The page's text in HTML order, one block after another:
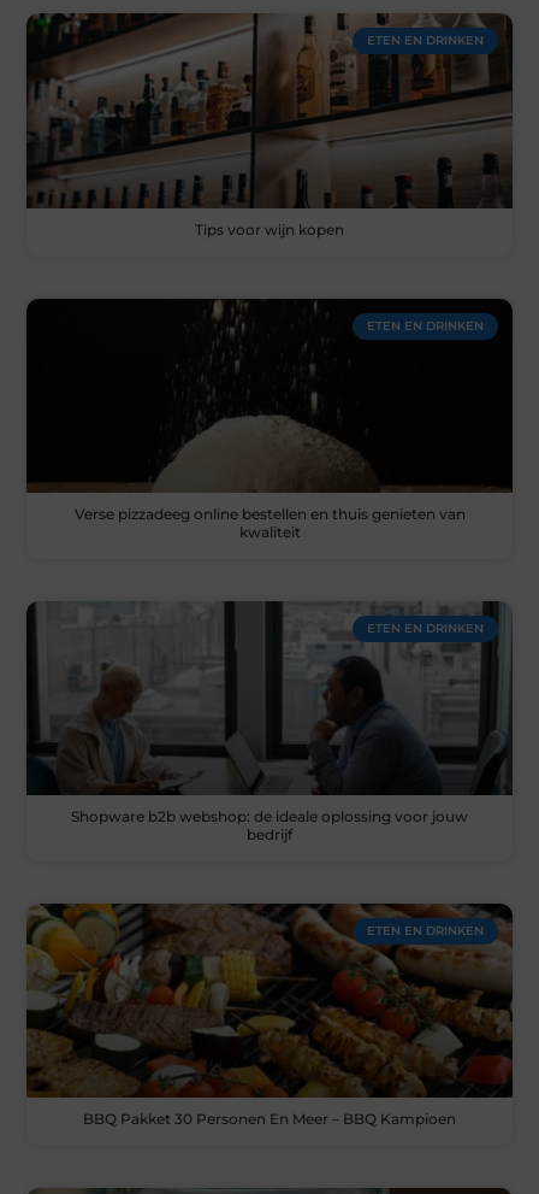
ETEN EN DRINKEN
Tips voor wijn kopen
ETEN EN DRINKEN
Verse pizzadeeg online bestellen en thuis genieten van
kwaliteit
ETEN EN DRINKEN
Shopware b2b webshop: de ideale oplossing voor jouw
bedrijf
ETEN EN DRINKEN
BBQ Pakket 30 Personen En Meer – BBQ Kampioen